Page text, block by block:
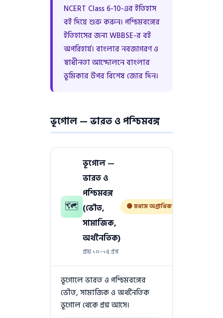
NCERT Class 6-10-এর ইতিহাস
বই দিয়ে শুরু করুন। পশ্চিমবঙ্গের
ইতিহাসের জন্য WBBSE-র বই
অপরিহার্য। বাংলার নবজাগরণ ও
স্বাধীনতা আন্দোলনে বাংলার
ভূমিকার উপর বিশেষ জোর দিন।
ভূগোল — ভারত ও পশ্চিমবঙ্গ
🗺
ভূগোল —
ভারত ও
পশ্চিমবঙ্গ
(ভৌত,
সামাজিক,
অর্থনৈতিক)
প্রায় ১০–১৫ প্রশ্ন
🟡 মধ্যম অগ্রাধিকার
ভূগোলে ভারত ও পশ্চিমবঙ্গের
ভৌত, সামাজিক ও অর্থনৈতিক
ভূগোল থেকে প্রশ্ন আসে।